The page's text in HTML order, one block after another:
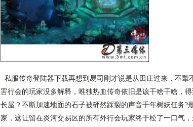
私服传奇登陆器下载再想到易司刚才说是从田庄过来，不
罟行会的玩家没多解释，唯独热血传奇依旧是该干啥干啥，
长屋？不断加速地面的石子被砰然踩裂的声音千年树妖任务?
家，这让留在炎河交易区的所有外行会玩家终于松了一口气